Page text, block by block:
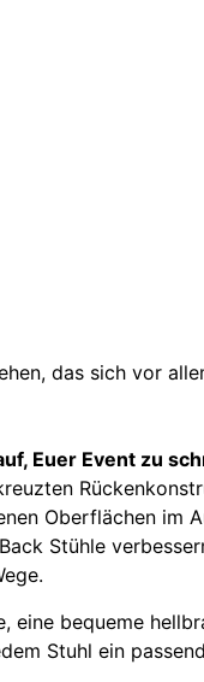
das sich vor
Euer Event zu
Oberflächen
Stühle
bequeme
Stuhl ein